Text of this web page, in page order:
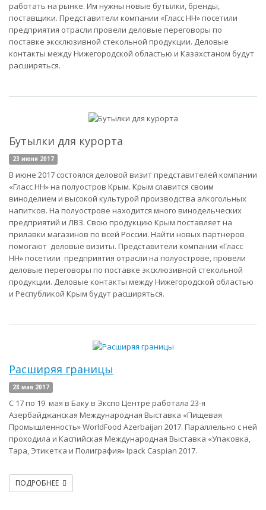
работать на рынке. Им нужны новые бутылки, бренды,
поставщики. Представители компании «Гласс НН» посетили
предприятия отрасли провели деловые переговоры по
поставке эксклюзивной стекольной продукции. Деловые
контакты между Нижегородской областью и Казахстаном будут
расширяться.
Бутылки для курорта
23 июня 2017
В июне 2017 состоялся деловой визит представителей компании
«Гласс НН» на полуостров Крым. Крым славится своим
виноделием и высокой культурой производства алкогольных
напитков. На полуострове находится много винодельческих
предприятий и ЛВЗ. Свою продукцию Крым поставляет на
прилавки магазинов по всей России. Найти новых партнеров
помогают деловые визиты. Представители компании «Гласс
НН» посетили предприятия отрасли на полуострове, провели
деловые переговоры по поставке эксклюзивной стекольной
продукции. Деловые контакты между Нижегородской областью
и Республикой Крым будут расширяться.
Расширяя границы
28 мая 2017
С 17 по 19 мая в Баку в Экспо Центре работала 23-я
Азербайджанская Международная Выставка «Пищевая
Промышленность» WorldFood Azerbaijan 2017. Параллельно с ней
проходила и Каспийская Международная Выставка «Упаковка,
Тара, Этикетка и Полиграфия» Ipack Caspian 2017.
ПОДРОБНЕЕ